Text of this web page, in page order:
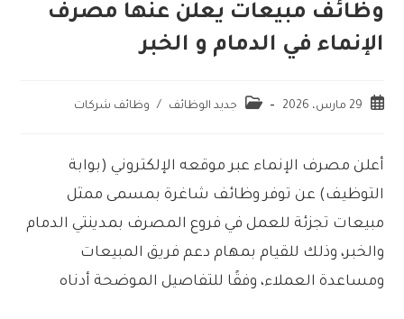
وظائف مبيعات يعلن عنها مصرف
الإنماء في الدمام و الخبر
29 مارس، 2026 جديد الوظائف / وظائف شركات
أعلن مصرف الإنماء عبر موقعه الإلكتروني (بوابة
التوظيف) عن توفر وظائف شاغرة بمسمى ممثل
مبيعات تجزئة للعمل في فروع المصرف بمدينتي الدمام
والخبر، وذلك للقيام بمهام دعم فريق المبيعات
ومساعدة العملاء، وفقًا للتفاصيل الموضحة أدناه